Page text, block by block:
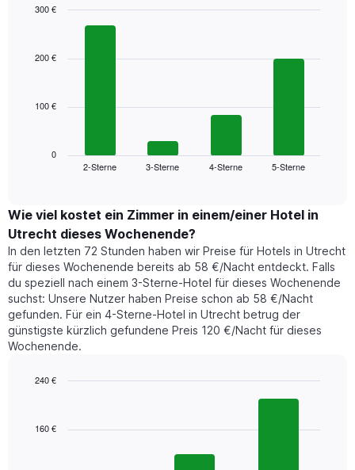
Das
die
Diagramm
Y-
Achse,
die
den
durchschnittlichen
Zimmerpreis
anzeigt.
with
Das
zeigt
der
für
heute
Nacht
in
den
letzten
3
Tagen
gefunden
aggregiert
Das
2-Sterne 3-Sterne 4-Sterne 5-Sterne
0
100 €
200 €
300 €
Wie viel kostet ein Zimmer in einem/einer Hotel in
Utrecht dieses Wochenende?
In den letzten 72 Stunden haben wir Preise für Hotels in Utrecht
für dieses Wochenende bereits ab 58 €/Nacht entdeckt. Falls
du speziell nach einem 3-Sterne-Hotel für dieses Wochenende
suchst: Unsere Nutzer haben Preise schon ab 58 €/Nacht
gefunden. Für ein 4-Sterne-Hotel in Utrecht betrug der
günstigste kürzlich gefundene Preis 120 €/Nacht für dieses
Wochenende.
with
160 €
240 €